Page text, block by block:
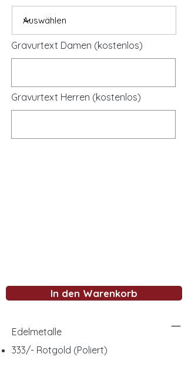
Gravurtext Damen (kostenlos)
Gravurtext Herren (kostenlos)
In den Warenkorb
Edelmetalle
333/- Rotgold (Poliert)